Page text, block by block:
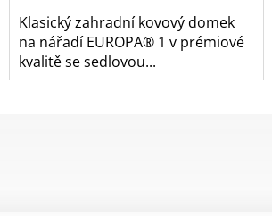
Klasický zahradní kovový domek
na nářadí EUROPA® 1 v prémiové
kvalitě se sedlovou...